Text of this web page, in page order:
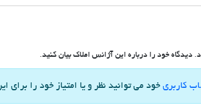
خود را درباره این آژانس املاک بیان کنید.
کاربری خود می توانید نظر و یا امتیاز خود را برای